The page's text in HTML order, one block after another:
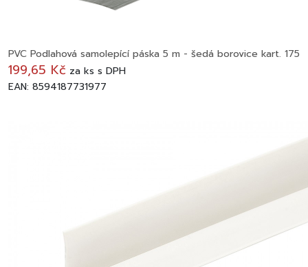
PVC Podlahová samolepící páska 5 m - šedá borovice kart. 175
199,65 Kč za ks s DPH
EAN: 8594187731977